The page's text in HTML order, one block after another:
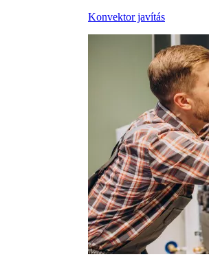
Konvektor javítás